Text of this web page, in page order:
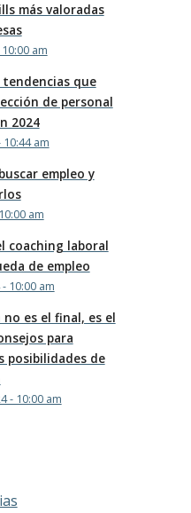
más valoradas
am
tendencias que
de personal
2024
am
empleo y
am
coaching laboral
de empleo
10:00 am
es el final, es el
para
posibilidades de
- 10:00 am